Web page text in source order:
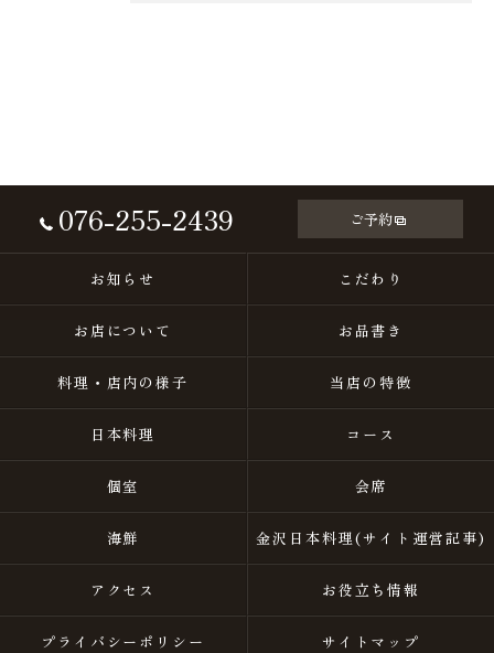
076-255-2439 ご予約
お知らせ こだわり
お店について お品書き
料理・店内の様子 当店の特徴
日本料理 コース
個室 会席
海鮮 金沢日本料理(サイト運営記事)
アクセス お役立ち情報
プライバシーポリシー サイトマップ